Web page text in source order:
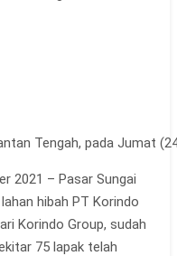
Tengah, pada Jumat
2021 – Pasar Sungai
hibah PT Korindo
Korindo Group, sudah
75 lapak telah